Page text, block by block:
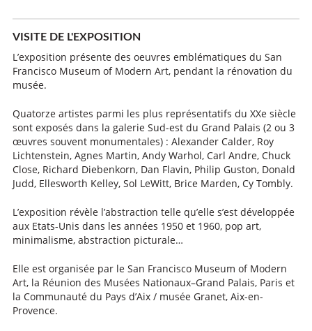
VISITE DE L'EXPOSITION
L’exposition présente des oeuvres emblématiques du San
Francisco Museum of Modern Art, pendant la rénovation du
musée.
Quatorze artistes parmi les plus représentatifs du XXe siècle
sont exposés dans la galerie Sud-est du Grand Palais (2 ou 3
œuvres souvent monumentales) : Alexander Calder, Roy
Lichtenstein, Agnes Martin, Andy Warhol, Carl Andre, Chuck
Close, Richard Diebenkorn, Dan Flavin, Philip Guston, Donald
Judd, Ellesworth Kelley, Sol LeWitt, Brice Marden, Cy Tombly.
L’exposition révèle l’abstraction telle qu’elle s’est développée
aux Etats-Unis dans les années 1950 et 1960, pop art,
minimalisme, abstraction picturale…
Elle est organisée par le San Francisco Museum of Modern
Art, la Réunion des Musées Nationaux–Grand Palais, Paris et
la Communauté du Pays d’Aix / musée Granet, Aix-en-
Provence.